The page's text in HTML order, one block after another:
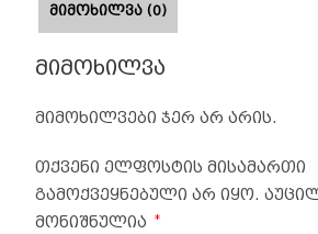
ᲛᲘᲛᲝᲮᲘᲚᲕᲐ (0)
მიმოხილვა
მიმოხილვები ჯერ არ არის.
თქვენი ელფოსტის მისამართი
გამოქვეყნებული არ იყო.
მონიშნულია
*